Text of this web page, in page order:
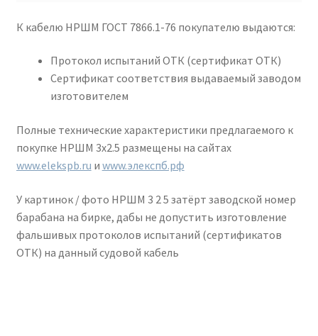
К кабелю НРШМ ГОСТ 7866.1-76 покупателю выдаются:
Протокол испытаний ОТК (сертификат ОТК)
Сертификат соответствия выдаваемый заводом
изготовителем
Полные технические характеристики предлагаемого к
покупке НРШМ 3х2.5 размещены на сайтах
www.elekspb.ru и www.элекспб.рф
У картинок / фото НРШМ 3 2 5 затёрт заводской номер
барабана на бирке, дабы не допустить изготовление
фальшивых протоколов испытаний (сертификатов
ОТК) на данный судовой кабель